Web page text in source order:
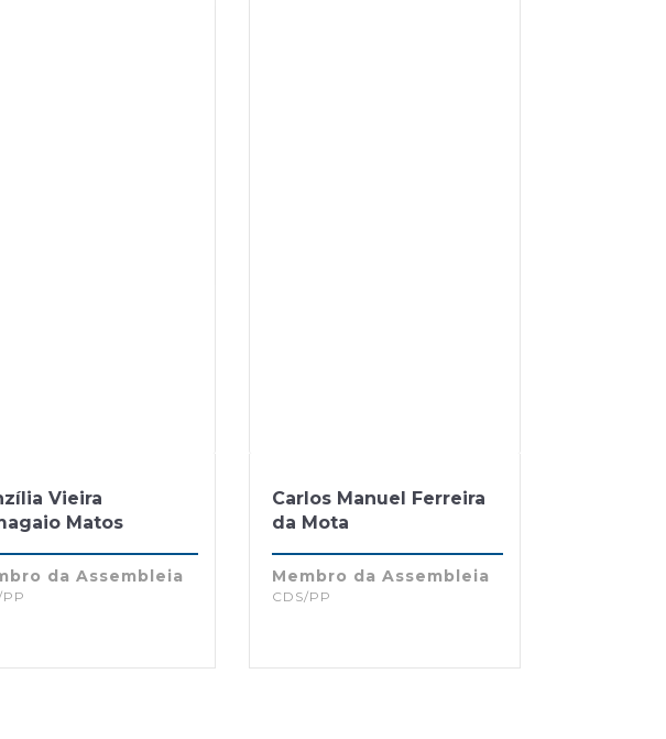
Vieira
Matos
da Assembleia
PP
Carlos Manuel Ferreira
da Mota
Membro da Assembleia
CDS/PP